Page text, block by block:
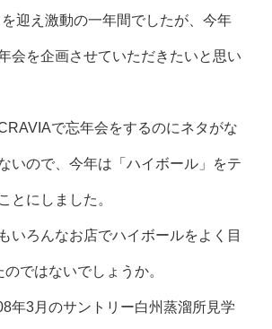
迎え激動の一年間でしたが、今年
会を企画させていただきたいと思い
で忘年会をするのにネタがな
いので、今年は「ハイボール」をテ
とにしました。
いろんなお店でハイボールをよく目
ではないでしょうか。
年3月のサントリー白州蒸溜所見学